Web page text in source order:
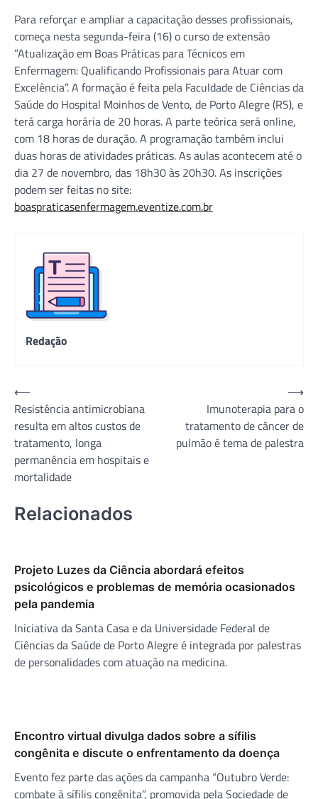
Para reforçar e ampliar a capacitação desses profissionais,
começa nesta segunda-feira (16) o curso de extensão
”Atualização em Boas Práticas para Técnicos em
Enfermagem: Qualificando Profissionais para Atuar com
Excelência”. A formação é feita pela Faculdade de Ciências da
Saúde do Hospital Moinhos de Vento, de Porto Alegre (RS), e
terá carga horária de 20 horas. A parte teórica será online,
com 18 horas de duração. A programação também inclui
duas horas de atividades práticas. As aulas acontecem até o
dia 27 de novembro, das 18h30 às 20h30. As inscrições
podem ser feitas no site:
boaspraticasenfermagem.eventize.com.br
Redação
Navegação
de
Post
⟵
Resistência antimicrobiana
resulta em altos custos de
tratamento, longa
permanência em hospitais e
mortalidade
Imunoterapia para o
tratamento de câncer de
pulmão é tema de palestra
⟶
Relacionados
Projeto Luzes da Ciência abordará efeitos
psicológicos e problemas de memória ocasionados
pela pandemia
Iniciativa da Santa Casa e da Universidade Federal de
Ciências da Saúde de Porto Alegre é integrada por palestras
de personalidades com atuação na medicina.
Encontro virtual divulga dados sobre a sífilis
congênita e discute o enfrentamento da doença
Evento fez parte das ações da campanha “Outubro Verde:
combate à sífilis congênita”, promovida pela Sociedade de